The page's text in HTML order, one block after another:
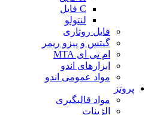
C فایل
لنتولو
فایل روتاری
گیتس و پیزو ریمر
ام تی ای MTA
ابزارهای اندو
مواد عمومی اندو
پروتز
مواد قالبگیری
الژینات